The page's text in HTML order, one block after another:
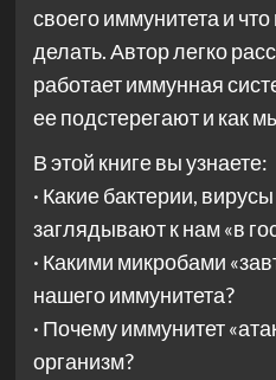
своего иммунитета и
делать. Автор легко
работает иммунная
ее подстерегают и как
В этой книге вы узнаете:
· Какие бактерии,
заглядывают к нам «в
· Какими микробами
нашего иммунитета?
· Почему иммунитет
организм?